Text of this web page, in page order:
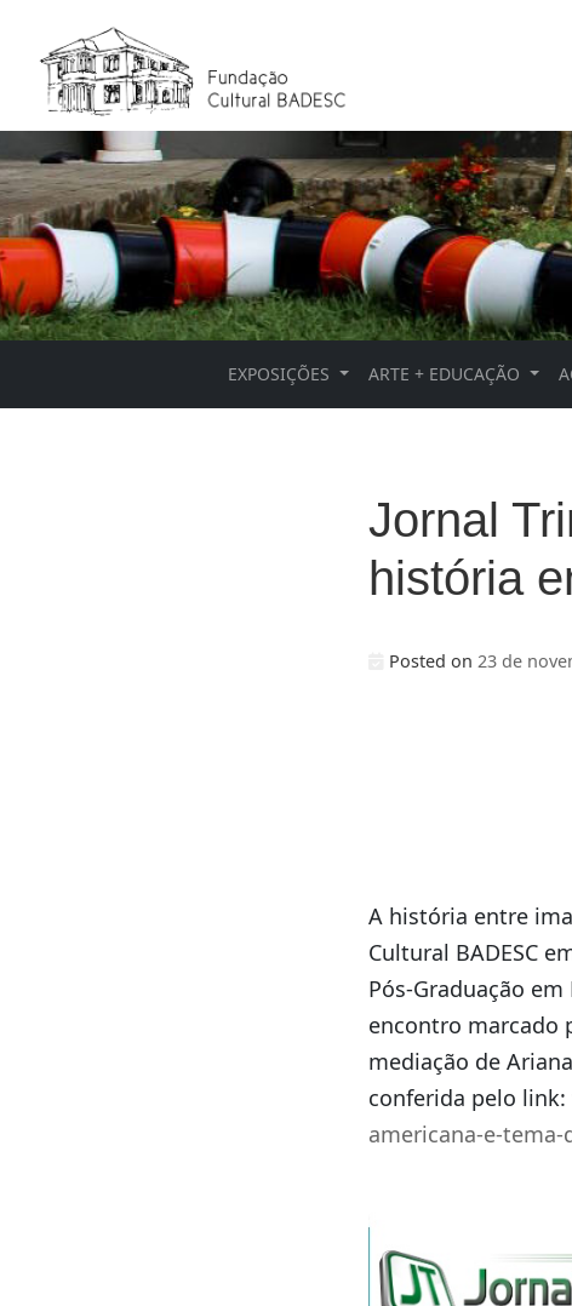
EXPOSIÇÕES ARTE + EDUCAÇÃO
Jornal
história
Posted on 23 de
A história entre
Cultural BADESC
Pós-Graduação
encontro marcado
mediação de
conferida pelo link:
americana-e-